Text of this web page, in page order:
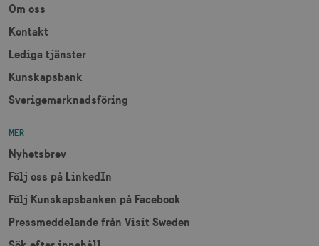
Om oss
Kontakt
Lediga tjänster
Kunskapsbank
Sverigemarknadsföring
MER
Nyhetsbrev
Följ oss på LinkedIn
Följ Kunskapsbanken på Facebook
Pressmeddelande från Visit Sweden